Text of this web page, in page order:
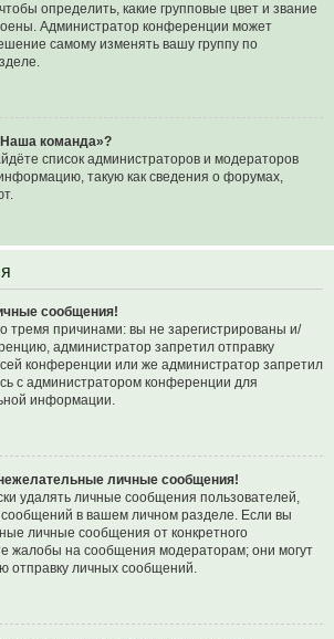
определить, какие групповые цвет и звание
Администратор конференции может
самому изменять вашу группу по
команда»?
список администраторов и модераторов
такую как сведения о форумах,
сообщения!
тремя причинами: вы не зарегистрированы и/
администратор запретил отправку
конференции или же администратор запретил
с администратором конференции для
информации.
личные сообщения!
удалять личные сообщения пользователей,
в вашем личном разделе. Если вы
личные сообщения от конкретного
жалобы на сообщения модераторам; они могут
отправку личных сообщений.